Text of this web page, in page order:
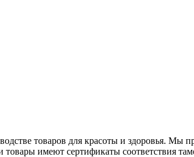
товаров для красоты и здоровья. Мы
имеют сертификаты соответствия